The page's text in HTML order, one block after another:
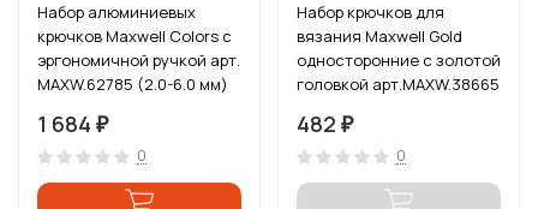
Набор алюминиевых
крючков Maxwell Colors с
эргономичной ручкой арт.
MAXW.62785 (2.0-6.0 мм)
1 684 ₽
0
Набор крючков для
вязания Maxwell Gold
односторонние с золотой
головкой арт.MAXW.38665
мм)
482 ₽
0